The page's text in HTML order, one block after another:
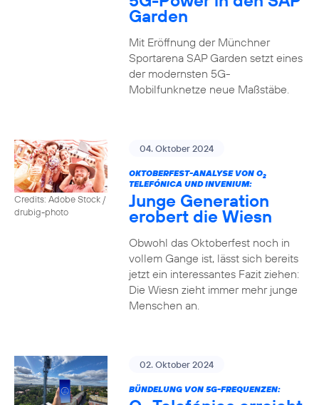
Garden
Mit Eröffnung der Münchner
Sportarena SAP Garden setzt eines
der modernsten 5G-
Mobilfunknetze neue Maßstäbe.
Credits: Adobe Stock /
drubig-photo
04. Oktober 2024
OKTOBERFEST-ANALYSE VON O2
TELEFÓNICA UND INVENIUM:
Junge Generation
erobert die Wiesn
Obwohl das Oktoberfest noch in
vollem Gange ist, lässt sich bereits
jetzt ein interessantes Fazit ziehen:
Die Wiesn zieht immer mehr junge
Menschen an.
02. Oktober 2024
BÜNDELUNG VON 5G-FREQUENZEN: